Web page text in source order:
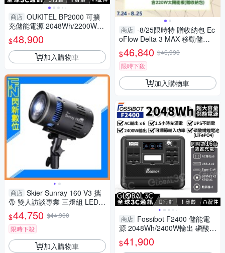
商店 OUKITEL BP2000 可擴
充儲能電源 2048Wh/2200W輸
出 純正弦波 磷酸鐵鋰電池 UPS
不斷電
$48,900
加入購物車
商店 Skier Sunray 160 V3 攜
帶 雙人訪談專業 三燈組 LED燈
補光燈(公司貨)
$44,750 $44,900
限時下殺
加入購物車
商店 -8/25限時特 贈收納包 Ec
oFlow Delta 3 MAX 移動儲電
設備+220W太陽能板 (Delta3M
AX，公司貨)電源 電池
$46,840 $46,990
限時下殺
加入購物車
商店 Fossibot F2400 儲能電
源 2048Wh/2400W輸出 磷酸鐵
鋰電池 16口充電 戶外 露營 擺
攤 車泊
$41,900